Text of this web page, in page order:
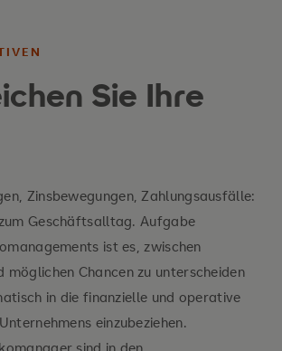
as a regulatory requirement
need for risk management
risks and risk management
Sie Ihre
Zinsbewegungen, Zahlungsausfälle:
Geschäftsalltag. Aufgabe
ist es, zwischen
möglichen Chancen zu unterscheiden
in die finanzielle und operative
einzubeziehen.
sind in den